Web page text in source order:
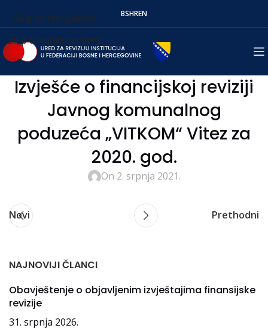
Skip to navigation
Skip to main content
BSHREN
Izvješće o financijskoj reviziji
Javnog komunalnog
poduzeća „VITKOM“ Vitez za
2020. god.
On 2. srpnja 2021.
Novi Prethodni
NAJNOVIJI ČLANCI
Obavještenje o objavljenim izvještajima finansijske
revizije
31. srpnja 2026.